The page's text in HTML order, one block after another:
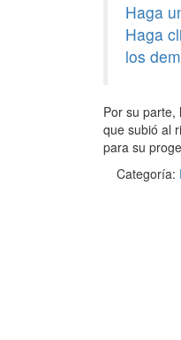
Haga
Haga
los
Por su
que subió al
para su
Categoría: